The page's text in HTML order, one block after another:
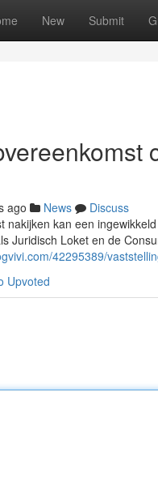
New Submit
ago News
Discuss
nakijken kan een
Juridisch Loket en de
42295389/
Upvoted